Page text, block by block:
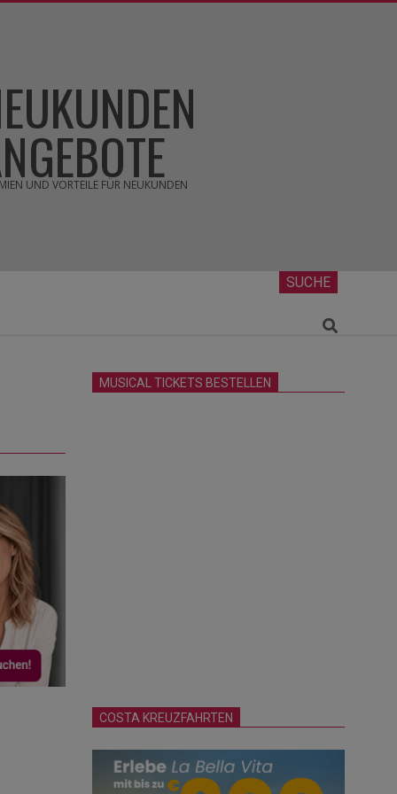
UND VORTEILE FÜR NEUKUNDEN
SUCHE
Search
MUSICAL TICKETS BESTELLEN
COSTA KREUZFAHRTEN